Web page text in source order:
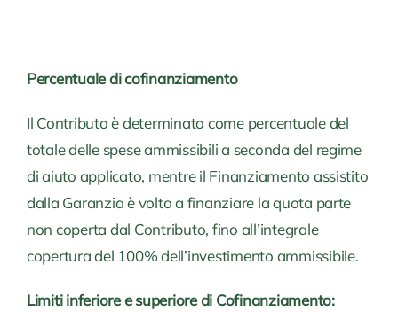
Percentuale di cofinanziamento
Il Contributo è determinato come percentuale del
totale delle spese ammissibili a seconda del regime
di aiuto applicato, mentre il Finanziamento assistito
dalla Garanzia è volto a finanziare la quota parte
non coperta dal Contributo, fino all’integrale
copertura del 100% dell’investimento ammissibile.
Limiti inferiore e superiore di Cofinanziamento: